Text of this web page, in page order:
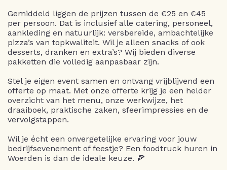
Gemiddeld liggen de prijzen tussen de €25 en €45
per persoon. Dat is inclusief alle catering, personeel,
aankleding en natuurlijk: versbereide, ambachtelijke
pizza’s van topkwaliteit. Wil je alleen snacks of ook
desserts, dranken en extra’s? Wij bieden diverse
pakketten die volledig aanpasbaar zijn.
Stel je eigen event samen en ontvang vrijblijvend een
offerte op maat. Met onze offerte krijg je een helder
overzicht van het menu, onze werkwijze, het
draaiboek, praktische zaken, sfeerimpressies en de
vervolgstappen.
Wil je écht een onvergetelijke ervaring voor jouw
bedrijfsevenement of feestje? Een foodtruck huren in
Woerden is dan de ideale keuze. 🍕